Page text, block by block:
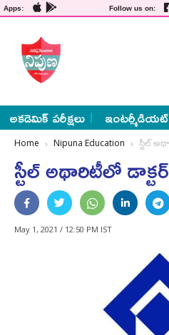
Apps: Follow us on:
అకడెమిక్ పరీక్షలు ఇంటర్మీడియట్
Home Nipuna Education స్టీల్‌
స్టీల్‌ అథారిటీలో
May 1, 2021 / 12:50 PM IST